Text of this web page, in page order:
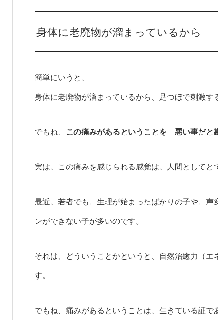
身体に老廃物が溜まっているから
簡単にいうと、
身体に老廃物が溜まっているから、足つぼで刺激す
でもね、 この痛みがあるということを 悪い事だと
実は、この痛みを感じられる感覚は、人間としてと
最近、若者でも、生理が始まったばかりの子や、
ンができない子が多いのです。
それは、どういうことかというと、自然治癒力（
す。
でもね、痛みがあるということは、生きている証で